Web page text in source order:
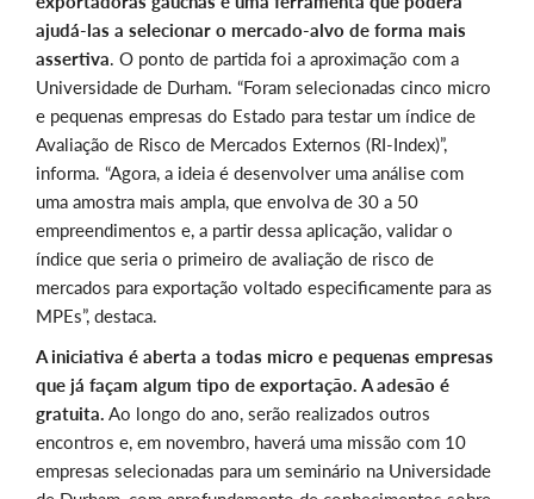
ajudá-las a selecionar o mercado-alvo de forma mais
assertiva. O ponto de partida foi a aproximação com a
Universidade de Durham. “Foram selecionadas cinco micro
e pequenas empresas do Estado para testar um índice de
Avaliação de Risco de Mercados Externos (RI-Index)”,
informa. “Agora, a ideia é desenvolver uma análise com
uma amostra mais ampla, que envolva de 30 a 50
empreendimentos e, a partir dessa aplicação, validar o
índice que seria o primeiro de avaliação de risco de
mercados para exportação voltado especificamente para as
MPEs”, destaca.
A iniciativa é aberta a todas micro e pequenas empresas
que já façam algum tipo de exportação. A adesão é
gratuita. Ao longo do ano, serão realizados outros
encontros e, em novembro, haverá uma missão com 10
empresas selecionadas para um seminário na Universidade